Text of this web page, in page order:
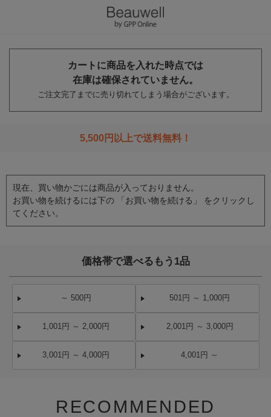
カートに商品を入れた時点では
在庫は確保されていません。
ご注文完了までに売り切れてしまう場合がございます。
5,500円以上で送料無料！
現在、買い物かごには商品が入っておりません。
お買い物を続けるには下の 「お買い物を続ける」 をクリックし
てください。
価格帯で選べるもう1品
～ 500円 501円 ～ 1,000円
1,001円 ～ 2,000円 2,001円 ～ 3,000円
3,001円 ～ 4,000円 4,001円 ～
RECOMMENDED